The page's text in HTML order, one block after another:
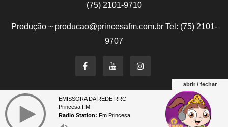
(75) 2101-9710
Produção ~ producao@princesafm.com.br Tel: (75) 2101-
9707
Um site pertencente a Fundação Santo Antônio © Todos
os direitos reservados.
abrir / fechar
EMISSORA DA REDE RRC
Princesa FM
Radio Station: Fm Princesa